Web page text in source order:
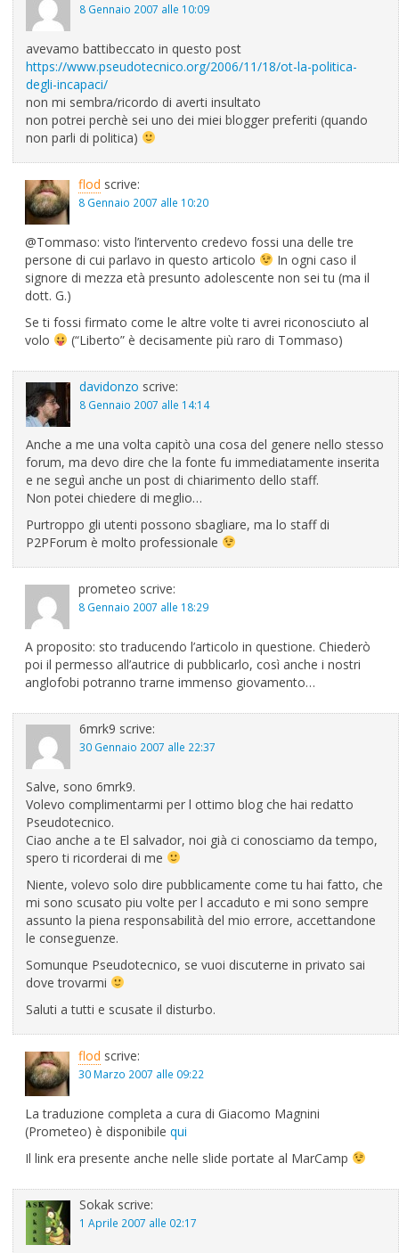
8 Gennaio 2007 alle 10:09
avevamo battibeccato in questo post
https://www.pseudotecnico.org/2006/11/18/ot-la-politica-
degli-incapaci/
non mi sembra/ricordo di averti insultato
non potrei perchè sei uno dei miei blogger preferiti (quando
non parli di politica)
flod scrive:
8 Gennaio 2007 alle 10:20
@Tommaso: visto l’intervento credevo fossi una delle tre
persone di cui parlavo in questo articolo
In ogni caso il
signore di mezza età presunto adolescente non sei tu (ma il
dott. G.)
Se ti fossi firmato come le altre volte ti avrei riconosciuto al
volo
(“Liberto” è decisamente più raro di Tommaso)
davidonzo scrive:
8 Gennaio 2007 alle 14:14
Anche a me una volta capitò una cosa del genere nello stesso
forum, ma devo dire che la fonte fu immediatamente inserita
e ne seguì anche un post di chiarimento dello staff.
Non potei chiedere di meglio…
Purtroppo gli utenti possono sbagliare, ma lo staff di
P2PForum è molto professionale
prometeo scrive:
8 Gennaio 2007 alle 18:29
A proposito: sto traducendo l’articolo in questione. Chiederò
poi il permesso all’autrice di pubblicarlo, così anche i nostri
anglofobi potranno trarne immenso giovamento…
6mrk9 scrive:
30 Gennaio 2007 alle 22:37
Salve, sono 6mrk9.
Volevo complimentarmi per l ottimo blog che hai redatto
Pseudotecnico.
Ciao anche a te El salvador, noi già ci conosciamo da tempo,
spero ti ricorderai di me
Niente, volevo solo dire pubblicamente come tu hai fatto, che
mi sono scusato piu volte per l accaduto e mi sono sempre
assunto la piena responsabilità del mio errore, accettandone
le conseguenze.
Somunque Pseudotecnico, se vuoi discuterne in privato sai
dove trovarmi
Saluti a tutti e scusate il disturbo.
flod scrive:
30 Marzo 2007 alle 09:22
La traduzione completa a cura di Giacomo Magnini
(Prometeo) è disponibile qui
Il link era presente anche nelle slide portate al MarCamp
Sokak scrive:
1 Aprile 2007 alle 02:17